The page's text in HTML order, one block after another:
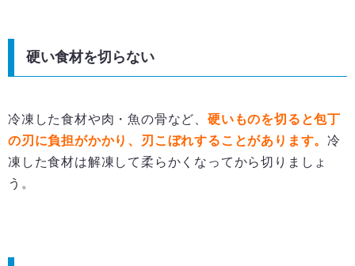
硬い食材を切らない
冷凍した食材や肉・魚の骨など、 硬いものを切ると包丁
の刃に負担がかかり、刃こぼれすることがあります。冷
凍した食材は解凍して柔らかくなってから切りましょ
う。